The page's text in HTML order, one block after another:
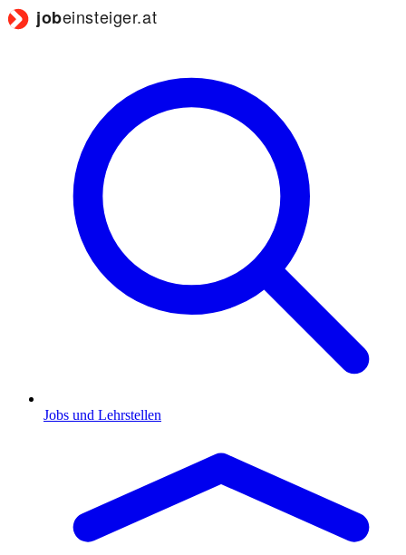
Jobs und Lehrstellen